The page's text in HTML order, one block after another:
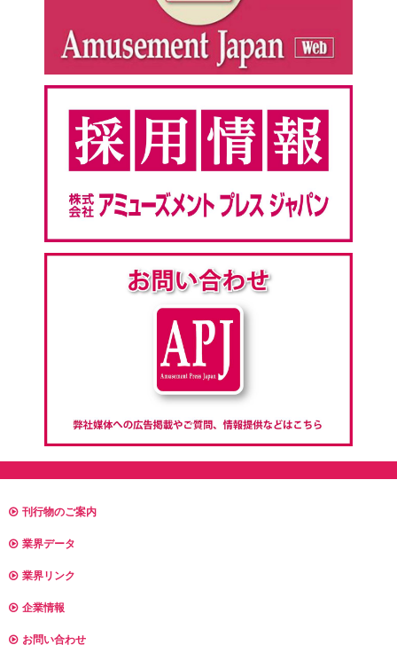
刊行物のご案内
業界データ
業界リンク
企業情報
お問い合わせ